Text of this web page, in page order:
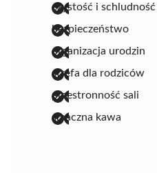
czystość i schludność
bezpieczeństwo
organizacja urodzin
strefa dla rodziców
przestronność sali
smaczna kawa